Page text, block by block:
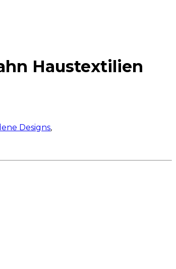
Haustextilien
Designs,